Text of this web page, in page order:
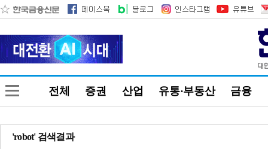
전체 증권 산업 유통·부동산 금융
'robot' 검색결과